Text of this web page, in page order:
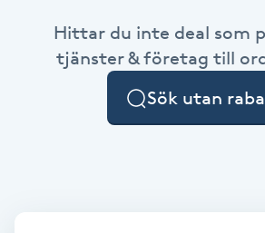
Fransförlängning Megavolym
Fransförlängning Volym
Hittar du inte deal som
tjänster & företag till
Sök utan